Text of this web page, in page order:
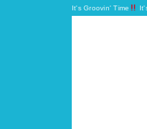
It's Groovin' Time